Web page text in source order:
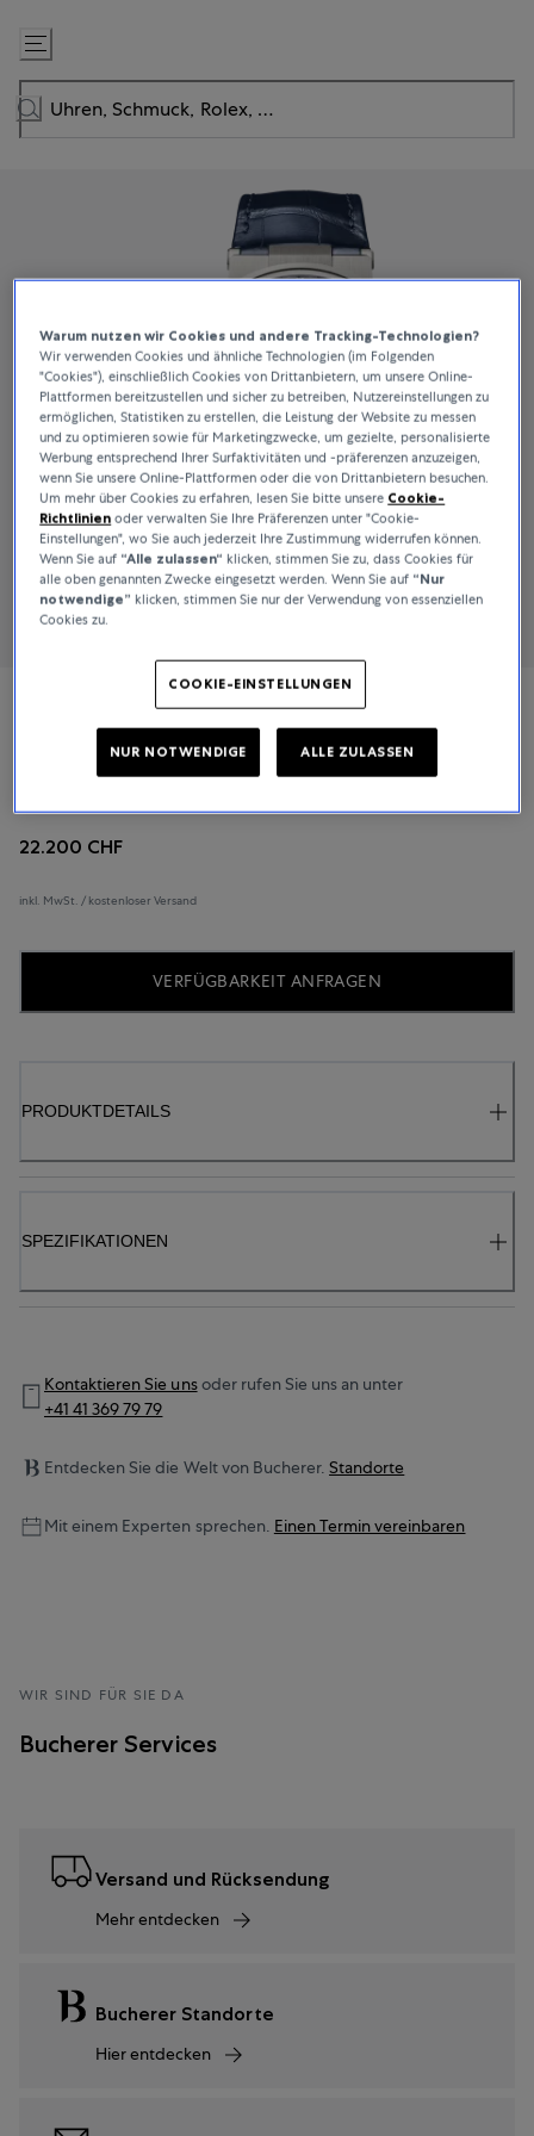
Zum
Inhalt
springen
Breguet
22.200 CHF
inkl. MwSt. / kostenloser Versand
VERFÜGBARKEIT ANFRAGEN
PRODUKTDETAILS
SPEZIFIKATIONEN
Kontaktieren Sie unsoder rufen Sie uns an unter
+41 41 369 79 79
Entdecken Sie die Welt von Bucherer. Standorte
Mit einem Experten sprechen. Einen Termin vereinbaren
WIR SIND FÜR SIE DA
Bucherer Services
Versand und Rücksendung
Mehr entdecken
Bucherer Standorte
Hier entdecken
Warum nutzen wir Cookies und andere Tracking-Technologien?
Wir verwenden Cookies und ähnliche Technologien (im Folgenden
"Cookies"), einschließlich Cookies von Drittanbietern, um unsere Online-
Plattformen bereitzustellen und sicher zu betreiben, Nutzereinstellungen zu
ermöglichen, Statistiken zu erstellen, die Leistung der Website zu messen
und zu optimieren sowie für Marketingzwecke, um gezielte, personalisierte
Werbung entsprechend Ihrer Surfaktivitäten und -präferenzen anzuzeigen,
wenn Sie unsere Online-Plattformen oder die von Drittanbietern besuchen.
Um mehr über Cookies zu erfahren, lesen Sie bitte unsere Cookie-
Richtlinien oder verwalten Sie Ihre Präferenzen unter "Cookie-
Einstellungen", wo Sie auch jederzeit Ihre Zustimmung widerrufen können.
Wenn Sie auf “Alle zulassen“ klicken, stimmen Sie zu, dass Cookies für
alle oben genannten Zwecke eingesetzt werden. Wenn Sie auf “Nur
notwendige” klicken, stimmen Sie nur der Verwendung von essenziellen
Cookies zu.
COOKIE-EINSTELLUNGEN
NUR NOTWENDIGE ALLE ZULASSEN